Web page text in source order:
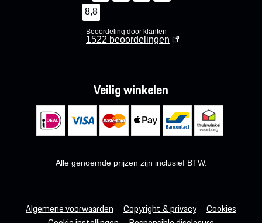
8,8
Beoordeling door klanten
1522 beoordelingen
Veilig winkelen
Alle genoemde prijzen zijn inclusief BTW.
Algemene voorwaarden Copyright & privacy
Cookies